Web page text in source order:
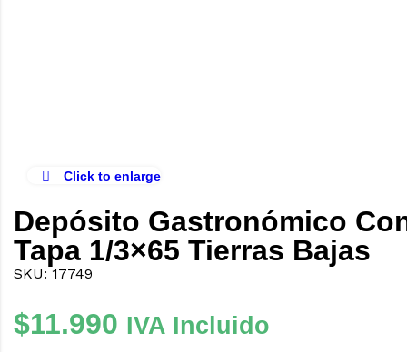
Click to enlarge
Depósito Gastronómico
Tapa 1/3×65 Tierras Bajas
SKU: 17749
$11.990 IVA Incluido